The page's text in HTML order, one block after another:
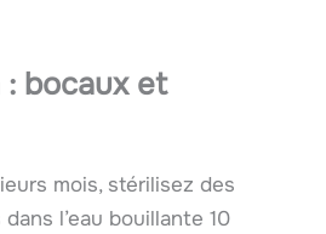
bocaux et
mois, stérilisez des
l’eau bouillante 10